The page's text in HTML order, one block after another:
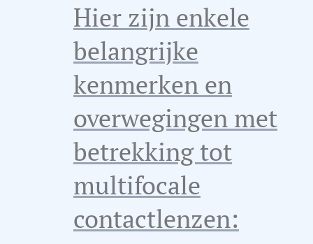
Hier zijn enkele
belangrijke
kenmerken en
overwegingen met
betrekking tot
multifocale
contactlenzen: